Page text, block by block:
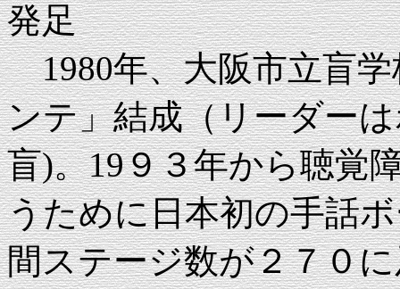
発足
1980年、大阪市立盲学
ンテ」結成（リーダー
盲)。19９３年から聴覚
うために日本初の手話
間ステージ数が２７０